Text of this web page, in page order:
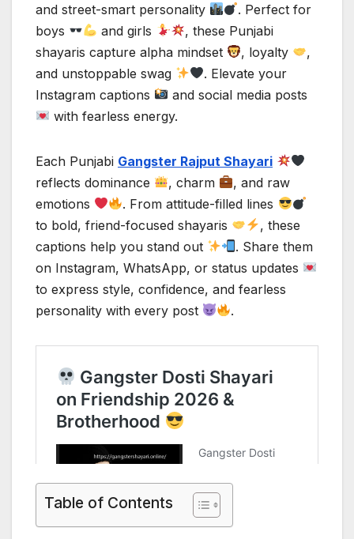
and street-smart personality
. Perfect for
boys
and girls
, these Punjabi
shayaris capture alpha mindset
, loyalty
,
and unstoppable swag
. Elevate your
Instagram captions
and social media posts
with fearless energy.
Each Punjabi Gangster Rajput Shayari
reflects dominance
, charm
, and raw
emotions
. From attitude-filled lines
to bold, friend-focused shayaris
, these
captions help you stand out
. Share them
on Instagram, WhatsApp, or status updates
to express style, confidence, and fearless
personality with every post
.
Table of Contents